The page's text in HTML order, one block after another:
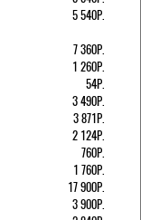
5 540Р.
7 360Р.
1 260Р.
54Р.
3 490Р.
3 871Р.
2 124Р.
760Р.
1 760Р.
17 900Р.
3 900Р.